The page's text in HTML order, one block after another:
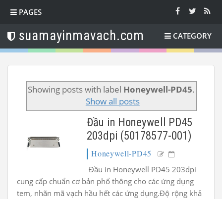
PAGES
suamayinmavach.com CATEGORY
Showing posts with label Honeywell-PD45.
Show all posts
Đầu in Honeywell PD45
203dpi (50178577-001)
Honeywell-PD45
Đầu in Honeywell PD45 203dpi
cung cấp chuẩn cơ bản phổ thông cho các ứng dụng
tem, nhãn mã vạch hầu hết các ứng dụng.Độ rộng khả